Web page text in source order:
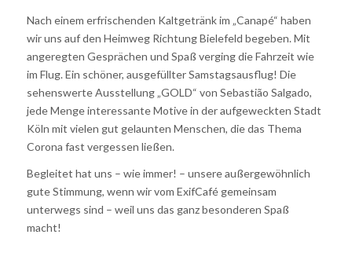
Nach einem erfrischenden Kaltgetränk im „Canapé“ haben
wir uns auf den Heimweg Richtung Bielefeld begeben. Mit
angeregten Gesprächen und Spaß verging die Fahrzeit wie
im Flug. Ein schöner, ausgefüllter Samstagsausflug! Die
sehenswerte Ausstellung „GOLD“ von Sebastião Salgado,
jede Menge interessante Motive in der aufgeweckten Stadt
Köln mit vielen gut gelaunten Menschen, die das Thema
Corona fast vergessen ließen.
Begleitet hat uns – wie immer! – unsere außergewöhnlich
gute Stimmung, wenn wir vom ExifCafé gemeinsam
unterwegs sind – weil uns das ganz besonderen Spaß
macht!